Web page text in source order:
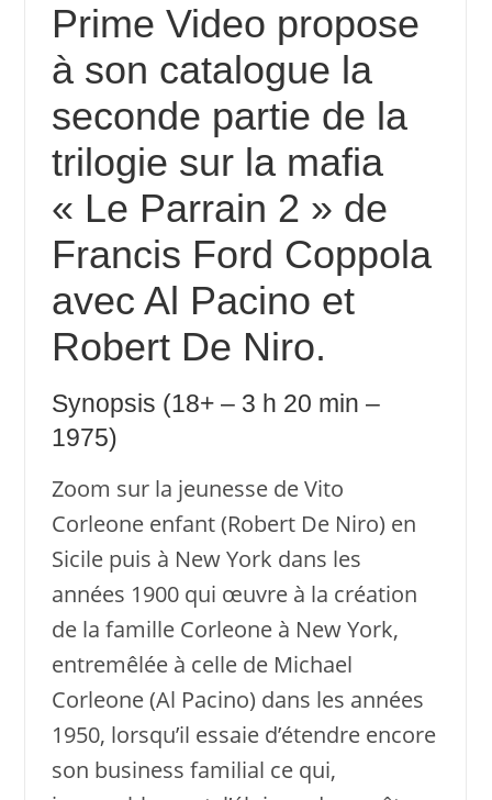
Prime Video propose
à son catalogue la
seconde partie de la
trilogie sur la mafia
« Le Parrain 2 » de
Francis Ford Coppola
avec Al Pacino et
Robert De Niro.
Synopsis (18+ – 3 h 20 min –
1975)
Zoom sur la jeunesse de Vito
Corleone enfant (Robert De Niro) en
Sicile puis à New York dans les
années 1900 qui œuvre à la création
de la famille Corleone à New York,
entremêlée à celle de Michael
Corleone (Al Pacino) dans les années
1950, lorsqu’il essaie d’étendre encore
son business familial ce qui,